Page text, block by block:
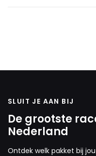
SLUIT JE AAN BIJ
De grootste
Nederland
Ontdek welk pakket bij